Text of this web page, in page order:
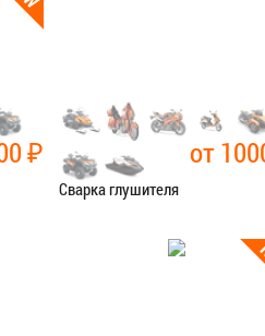
₽ от
Сварка глушителя
Сварочные работы